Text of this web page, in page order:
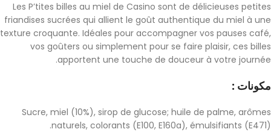
Les P’tites billes au miel de Casino sont de délicieuses petites
friandises sucrées qui allient le goût authentique du miel à une
texture croquante. Idéales pour accompagner vos pauses café,
vos goûters ou simplement pour se faire plaisir, ces billes
apportent une touche de douceur à votre journée.
مكونات :
Sucre, miel (10%), sirop de glucose; huile de palme, arômes
naturels, colorants (E100, E160a), émulsifiants (E471).